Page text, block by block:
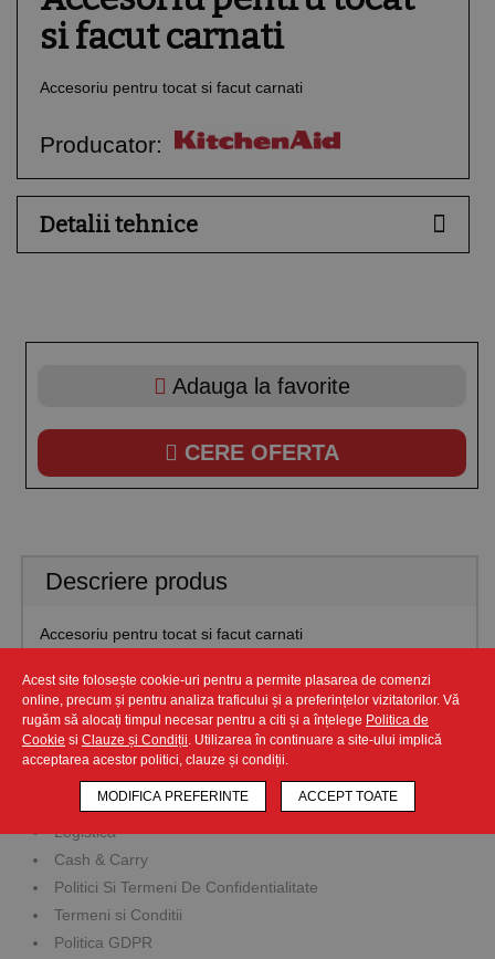
Acest site folosește cookie-uri pentru a permite plasarea de comenzi
online, precum și pentru analiza traficului și a preferințelor vizitatorilor. Vă
rugăm să alocați timpul necesar pentru a citi și a înțelege Politica de
Cookie si Clauze și Condiții. Utilizarea în continuare a site-ului implică
acceptarea acestor politici, clauze și condiții.
MODIFICA PREFERINTE ACCEPT TOATE
si facut carnati
Accesoriu pentru tocat si facut carnati
Producator:
Detalii tehnice
Adauga la favorite
CERE OFERTA
Descriere produs
Accesoriu pentru tocat si facut carnati
Companie
Service Bilancia
Logistica
Cash & Carry
Politici Si Termeni De Confidentialitate
Termeni si Conditii
Politica GDPR